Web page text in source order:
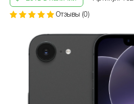
Отзывы (0)
частинами
За допомогою ПриватБанку ви
придбати товар в розстрочку
способів.
Спосіб кредиту 1 – комісія
2.9 % на місяць від суми.